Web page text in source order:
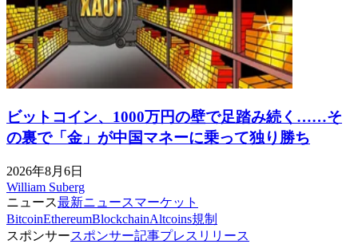
ビットコイン、1000万円の壁で足踏み続く……そ
の裏で「金」が中国マネーに乗って独り勝ち
2026年8月6日
William Suberg
ニュース最新ニュースマーケット
BitcoinEthereumBlockchainAltcoins規制
スポンサースポンサー記事プレスリリース